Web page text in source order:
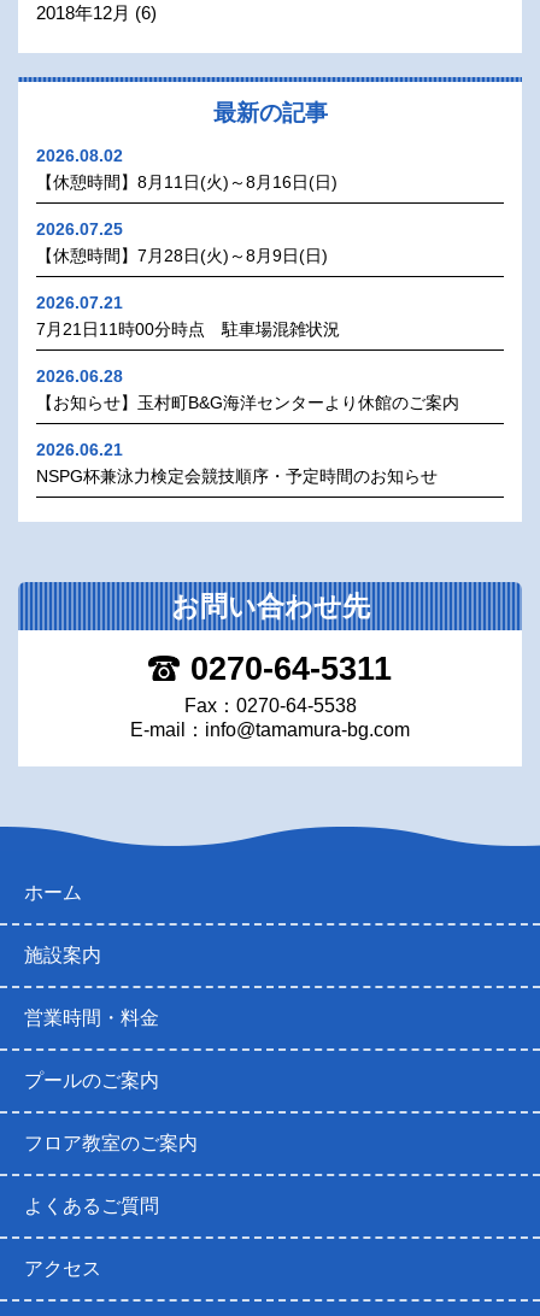
2018年12月 (6)
最新の記事
2026.08.02
【休憩時間】8月11日(火)～8月16日(日)
2026.07.25
【休憩時間】7月28日(火)～8月9日(日)
2026.07.21
7月21日11時00分時点 駐車場混雑状況
2026.06.28
【お知らせ】玉村町B&G海洋センターより休館のご案内
2026.06.21
NSPG杯兼泳力検定会競技順序・予定時間のお知らせ
お問い合わせ先
0270-64-5311
Fax：0270-64-5538
E-mail： info@tamamura-bg.com
ホーム
施設案内
営業時間・料金
プールのご案内
フロア教室のご案内
よくあるご質問
アクセス